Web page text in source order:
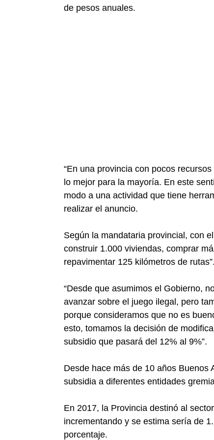
de pesos anuales.
“En una provincia con pocos
lo mejor para la mayoría. En este
modo a una actividad que tiene
realizar el anuncio.
Según la mandataria provincial, con
construir 1.000 viviendas, comprar
repavimentar 125 kilómetros de rutas”.
“Desde que asumimos el Gobierno,
avanzar sobre el juego ilegal, pero
porque consideramos que no es
esto, tomamos la decisión de
subsidio que pasará del 12% al 9%”.
Desde hace más de 10 años Buenos
subsidia a diferentes entidades
En 2017, la Provincia destinó al
incrementando y se estima sería de
porcentaje.